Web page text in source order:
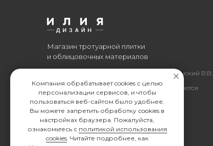
ИП Ильинский В.В. ИНН 501602422407
Информация, размещенная на сайте, не является
офертой или публичной офертой
Все права защищены. © 2006-2026. ИП Ильинский В.В.
Магазин тротуарной плитки
и облицовочных материалов
Компания обрабатывает cookies с целью
персонализации сервисов, и чтобы
пользоваться веб-сайтом было удобнее.
Вы можете запретить обработку сookies в
настройках браузера. Пожалуйста,
ознакомьтесь с политикой использования
cookies. Читайте подробнее, как